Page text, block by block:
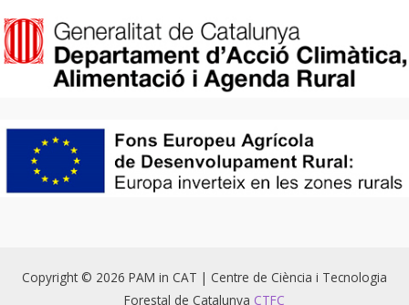
Copyright © 2026 PAM in CAT | Centre de Ciència i Tecnologia
Forestal de Catalunya CTFC